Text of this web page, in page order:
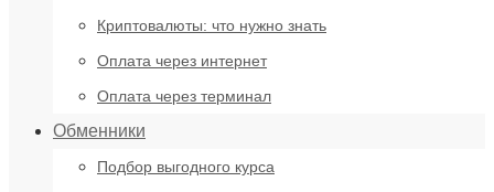
Криптовалюты: что нужно знать
Оплата через интернет
Оплата через терминал
Обменники
Подбор выгодного курса